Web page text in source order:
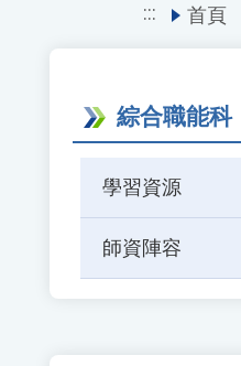
::: 首頁
綜合職能科
學習資源
師資陣容